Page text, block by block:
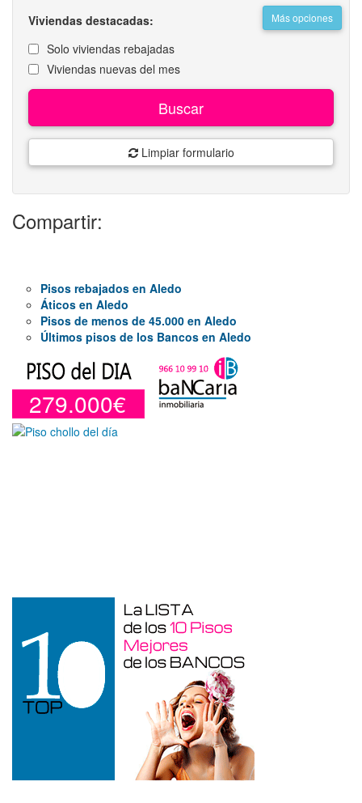
Más opciones
Viviendas destacadas:
Solo viviendas rebajadas
Viviendas nuevas del mes
Buscar
Limpiar formulario
Compartir:
Pisos rebajados en Aledo
Áticos en Aledo
Pisos de menos de 45.000 en Aledo
Últimos pisos de los Bancos en Aledo
279.000€